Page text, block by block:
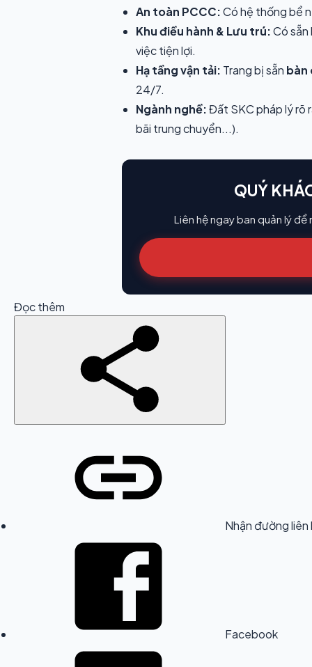
An toàn PCCC:Có hệ thống bể
Khu điều hành & Lưu trú:Có sẵn
việc tiện lợi.
Hạ tầng vận tải: Trang bị sẵn bàn
24/7.
Ngành nghề:Đất SKC pháp lý rõ
bãi trung chuyển...).
QUÝ
Liên hệ ngay ban quản lý
Đọc thêm
Nhận đường
Facebook